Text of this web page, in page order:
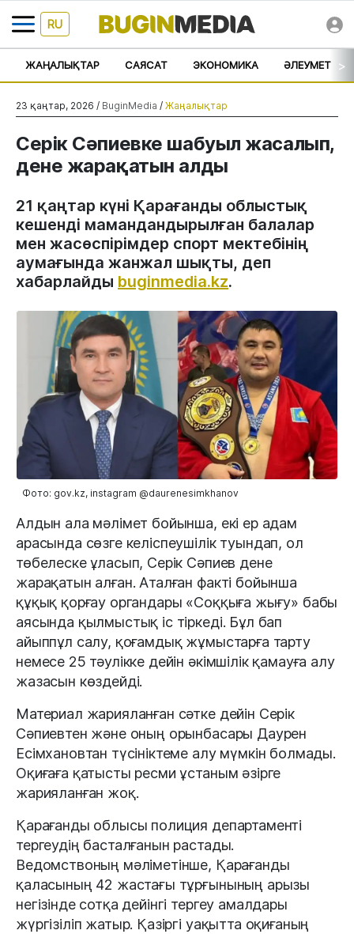
RU
ЖАҢАЛЫҚТАР САЯСАТ ЭКОНОМИКА ӘЛЕУМЕТ >
23 қаңтар, 2026 / BuginMedia / Жаңалықтар
Серік Сәпиевке шабуыл жасалып,
дене жарақатын алды
21 қаңтар күні Қарағанды облыстық
кешенді мамандандырылған балалар
мен жасөспірімдер спорт мектебінің
аумағында жанжал шықты, деп
хабарлайды buginmedia.kz.
Фото: gov.kz, instagram @daurenesimkhanov
Алдын ала мәлімет бойынша, екі ер адам
арасында сөзге келіспеушілік туындап, ол
төбелеске ұласып, Серік Сәпиев дене
жарақатын алған. Аталған факті бойынша
құқық қорғау органдары «Соққыға жығу» бабы
аясында қылмыстық іс тіркеді. Бұл бап
айыппұл салу, қоғамдық жұмыстарға тарту
немесе 25 тәулікке дейін әкімшілік қамауға алу
жазасын көздейді.
Материал жарияланған сәтке дейін Серік
Сәпиевтен және оның орынбасары Даурен
Есімхановтан түсініктеме алу мүмкін болмады.
Оқиғаға қатысты ресми ұстаным әзірге
жарияланған жоқ.
Қарағанды облысы полиция департаменті
тергеудің басталғанын растады.
Ведомствоның мәліметінше, Қарағанды
қаласының 42 жастағы тұрғынының арызы
негізінде сотқа дейінгі тергеу амалдары
жүргізіліп жатыр. Қазіргі уақытта оқиғаның